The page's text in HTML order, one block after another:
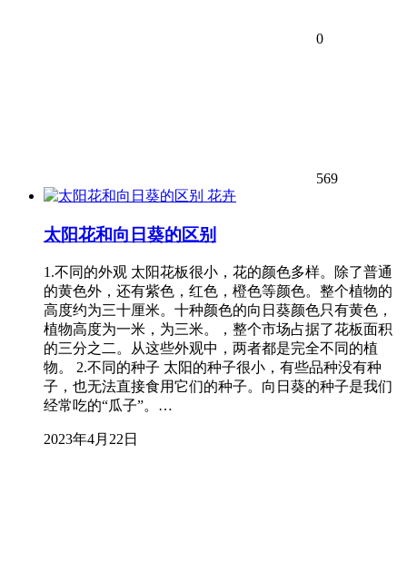
0
569
花卉
太阳花和向日葵的区别
1.不同的外观 太阳花板很小，花的颜色多样。除了普通
的黄色外，还有紫色，红色，橙色等颜色。整个植物的
高度约为三十厘米。十种颜色的向日葵颜色只有黄色，
植物高度为一米，为三米。，整个市场占据了花板面积
的三分之二。从这些外观中，两者都是完全不同的植
物。 2.不同的种子 太阳的种子很小，有些品种没有种
子，也无法直接食用它们的种子。向日葵的种子是我们
经常吃的“瓜子”。…
2023年4月22日